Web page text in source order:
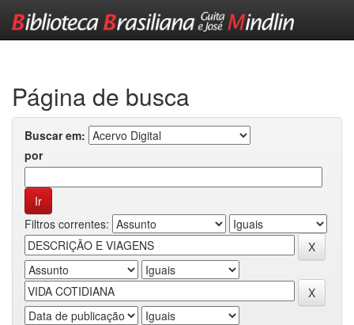
Página de busca
Buscar em:
por
Filtros correntes: